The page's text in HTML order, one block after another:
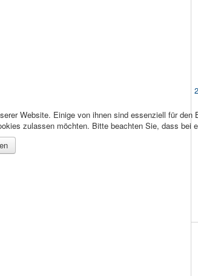
Website. Einige von ihnen sind essenziell für
zulassen möchten. Bitte beachten Sie, dass bei